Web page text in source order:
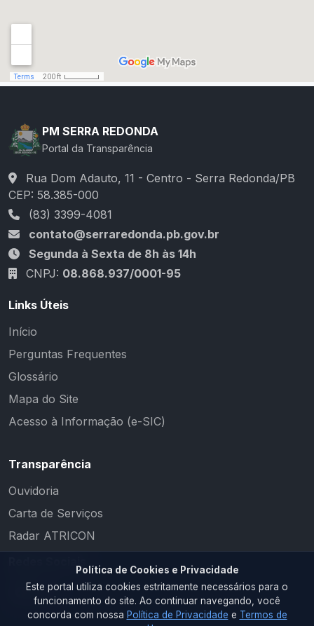
PM SERRA REDONDA
Portal da Transparência
Rua Dom Adauto, 11 - Centro - Serra Redonda/PB
CEP: 58.385-000
(83) 3399-4081
contato@serraredonda.pb.gov.br
Segunda à Sexta de 8h às 14h
CNPJ: 08.868.937/0001-95
Links Úteis
Início
Perguntas Frequentes
Glossário
Mapa do Site
Acesso à Informação (e-SIC)
Transparência
Ouvidoria
Carta de Serviços
Radar ATRICON
Política de Cookies e Privacidade
Este portal utiliza cookies estritamente necessários para o
funcionamento do site. Ao continuar navegando, você
concorda com nossa Política de Privacidade e Termos de